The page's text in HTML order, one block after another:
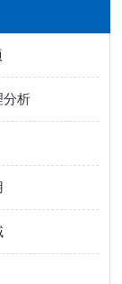
分析